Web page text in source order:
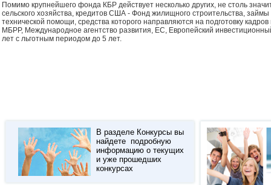
Помимо крупнейшего фонда КБР действует несколько других, не столь
сельского хозяйства, кредитов США - Фонд жилищного строительства,
технической помощи, средства которого направляются на подготовку
МБРР, Международное агентство развития, ЕС, Европейский
лет с льготным периодом до 5 лет.
В разделе Конкурсы вы
найдете подробную
информацию о текущих
и уже прошедших
конкурсах